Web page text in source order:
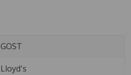
GOST
Lloyd's